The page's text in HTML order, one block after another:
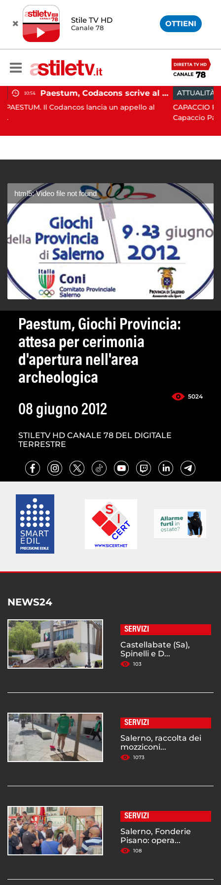
Stile TV HD
Canale 78 OTTIENI
Paestum, Codacons scrive al ministro Giuli: "Rilanciare scavi dell'Anfiteatro nell'area archeologica"
lancia un appello al
ATTUALITÀ 15:05
CAPACCIO PAESTUM.
html5: Video file not found
Paestum, Giochi Provincia:
attesa per cerimonia
d'apertura nell'area
archeologica
5024
08 giugno 2012
STILETV HD CANALE 78 DEL DIGITALE
TERRESTRE
NEWS24
SERVIZI
Castellabate (Sa),
Spinelli e D...
103
SERVIZI
Salerno, raccolta dei
mozziconi...
1073
SERVIZI
Salerno, Fonderie
Pisano: opera...
108